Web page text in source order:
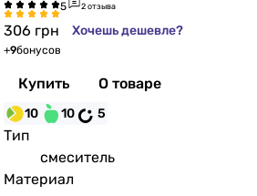
2 отзыва
306 грн Хочешь дешевле?
+9бонусов
Купить О товаре
10 10 5
Тип
смеситель
Материал